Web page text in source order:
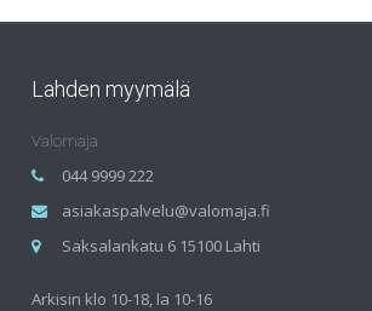
Lahden myymälä
Valomaja
044 9999 222
asiakaspalvelu@valomaja.fi
Saksalankatu 6 15100 Lahti
Arkisin klo 10-18, la 10-16